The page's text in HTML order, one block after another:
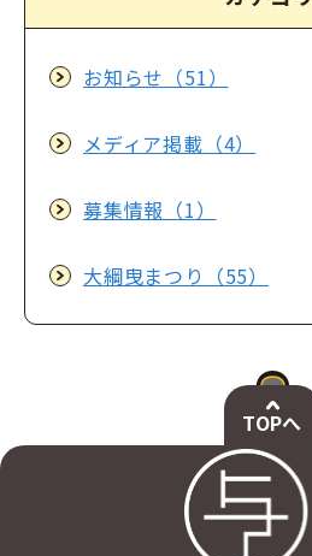
お知らせ（51）
メディア掲載（4）
募集情報（1）
大綱曳まつり（55）
TOPへ